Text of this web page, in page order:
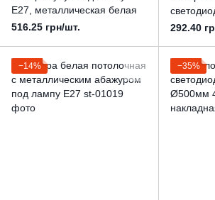
Е27, металлическая белая
516.25 грн/шт.
Ø325мм
292.40
−14% −35%